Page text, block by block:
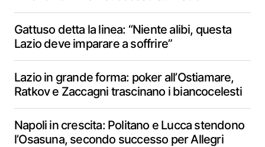
Gattuso detta la linea: “Niente alibi, questa
Lazio deve imparare a soffrire”
Lazio in grande forma: poker all’Ostiamare,
Ratkov e Zaccagni trascinano i biancocelesti
Napoli in crescita: Politano e Lucca stendono
l’Osasuna, secondo successo per Allegri